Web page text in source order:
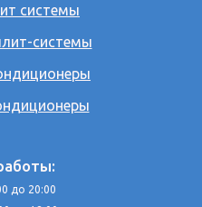
до 20:00
системы
системы